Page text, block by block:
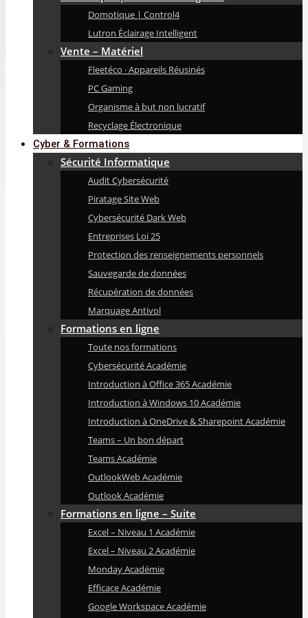
Domotique | Control4
Lutron Éclairage Intelligent
Vente – Matériel
Fleetéco · Appareils Réusinés
PC Gaming
Organisme à but non lucratif
Recyclage Électronique
Cyber & Formations
Sécurité Informatique
Audit Cybersécurité
Piratage Site Web
Cybersécurité Dark Web
Entreprises Loi 25
Protection des renseignements personnels
Sauvegarde de données
Récupération de données
Marquage Antivol
Formations en ligne
Toute nos formations
Cybersécurité Académie
Introduction à Office 365 Académie
Introduction à Windows 10 Académie
Introduction à OneDrive & Sharepoint Académie
Teams – Un bon départ
Teams Académie
OutlookWeb Académie
Outlook Académie
Formations en ligne – Suite
Excel – Niveau 1 Académie
Excel – Niveau 2 Académie
Monday Académie
Efficace Académie
Google Workspace Académie